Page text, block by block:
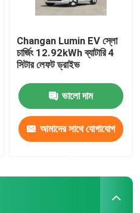
Changan Lumin EV স্লো
চার্জিং 12.92kWh ব্যাটারি 4
সিটার লেফট ড্রাইভ
ভালো দাম
আমাদের সাথে যোগাযোগ